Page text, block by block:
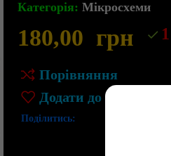
Категорія: Мікросхеми
180,00 грн 1
Порівняння
Додати до списку
Поділитись: